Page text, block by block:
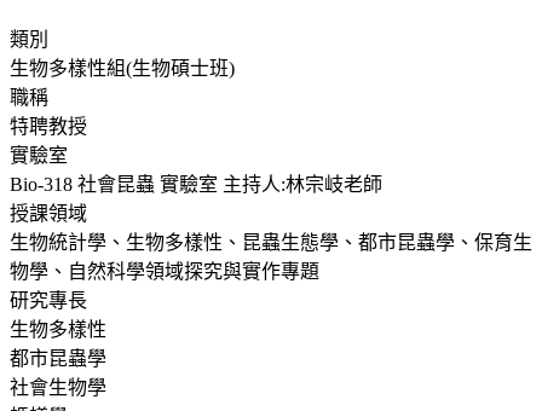
類別
生物多樣性組(生物碩士班)
職稱
特聘教授
實驗室
Bio-318 社會昆蟲 實驗室 主持人:林宗岐老師
授課領域
生物統計學、生物多樣性、昆蟲生態學、都市昆蟲學、保育生
物學、自然科學領域探究與實作專題
研究專長
生物多樣性
都市昆蟲學
社會生物學